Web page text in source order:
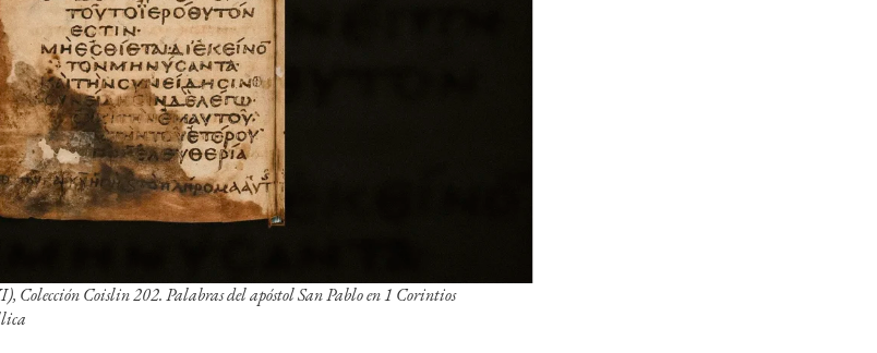
Colección Coislin 202. Palabras del apóstol San Pablo en 1 Corintios